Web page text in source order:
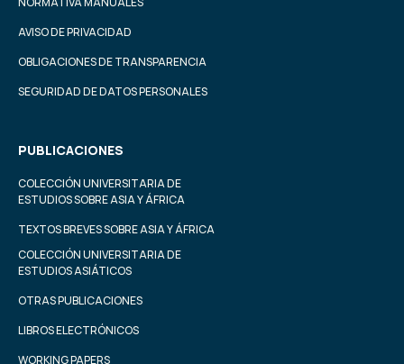
AVISO DE PRIVACIDAD
OBLIGACIONES DE TRANSPARENCIA
SEGURIDAD DE DATOS PERSONALES
PUBLICACIONES
COLECCIÓN UNIVERSITARIA DE
ESTUDIOS SOBRE ASIA Y ÁFRICA
TEXTOS BREVES SOBRE ASIA Y ÁFRICA
COLECCIÓN UNIVERSITARIA DE
ESTUDIOS ASIÁTICOS
OTRAS PUBLICACIONES
LIBROS ELECTRÓNICOS
WORKING PAPERS